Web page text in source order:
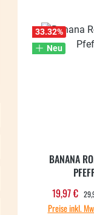
33.32%
Neu
BANANA
19,97 €
Preise inkl.